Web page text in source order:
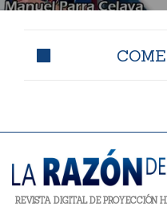
REVISTA DIGITAL DE PROYECCIÓN